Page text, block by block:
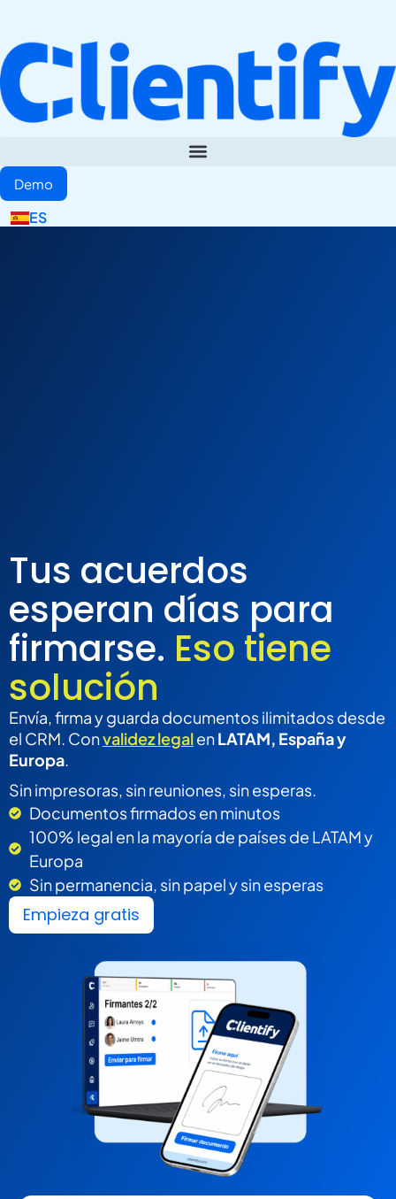
Demo
ES
EN
IT
Tus acuerdos
esperan días para
firmarse. Eso tiene
solución
Envía, firma y guarda documentos ilimitados desde
el CRM. Convalidez legalenLATAM, España y
Europa.
Sin impresoras, sin reuniones, sin esperas.
Documentos firmados en minutos
100% legal en la mayoría de países de LATAM y
Europa
Sin permanencia, sin papel y sin esperas
Empieza gratis